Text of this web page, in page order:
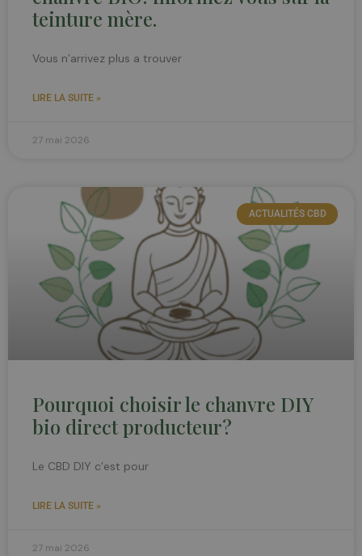
teinture mère.
Vous n’arrivez plus a trouver
LIRE LA SUITE »
27 mai 2026
ACTUALITÉS CBD
Pourquoi choisir le chanvre DIY
bio direct producteur?
Le CBD DIY c’est pour
LIRE LA SUITE »
27 mai 2026